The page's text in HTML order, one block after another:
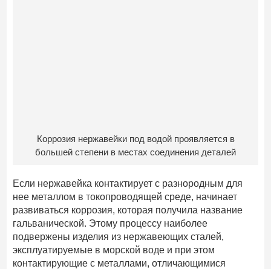
Коррозия нержавейки под водой проявляется в
большей степени в местах соединения деталей
Если нержавейка контактирует с разнородным для
нее металлом в токопроводящей среде, начинает
развиваться коррозия, которая получила название
гальванической. Этому процессу наиболее
подвержены изделия из нержавеющих сталей,
эксплуатируемые в морской воде и при этом
контактирующие с металлами, отличающимися